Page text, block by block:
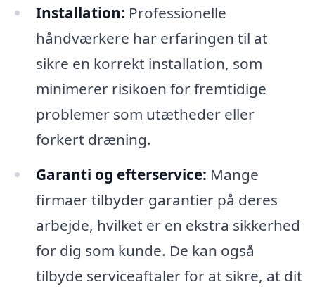
Installation: Professionelle
håndværkere har erfaringen til at
sikre en korrekt installation, som
minimerer risikoen for fremtidige
problemer som utætheder eller
forkert dræning.
Garanti og efterservice: Mange
firmaer tilbyder garantier på deres
arbejde, hvilket er en ekstra sikkerhed
for dig som kunde. De kan også
tilbyde serviceaftaler for at sikre, at dit